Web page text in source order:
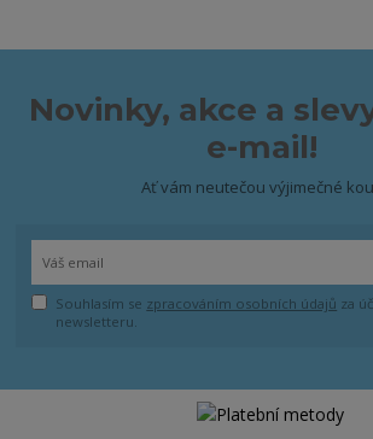
Novinky, akce a
e-mail!
Ať vám neutečou výjimečné
Souhlasím se zpracováním osobních údajů za
newsletteru.